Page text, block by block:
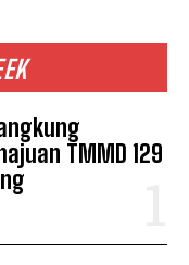
TMMD 129